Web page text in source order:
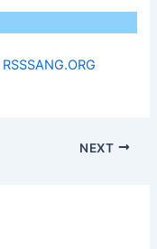
RSSSANG.ORG
NEXT